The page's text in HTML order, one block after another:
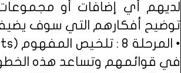
لديهم أي إضافات أو
توضيح أفكارهم التي سوف
في قوائمهم وتساعد هذه